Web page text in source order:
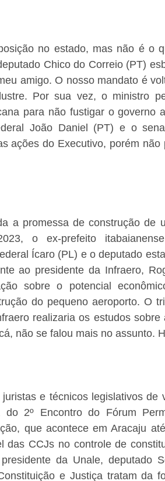
no estado, mas não é o
Chico do Correio (PT)
amigo. O nosso mandato é
Por sua vez, o ministro
para não fustigar o governo
João Daniel (PT) e o
ações do Executivo, porém não
a promessa de construção de
o ex-prefeito
Ícaro (PL) e o deputado
ao presidente da Infraero,
sobre o potencial
do pequeno aeroporto. O
realizaria os estudos sobre
não se falou mais no assunto.
e técnicos legislativos de
2º Encontro do Fórum
que acontece em Aracaju
CCJs no controle de
da Unale, deputado
e Justiça tratam da